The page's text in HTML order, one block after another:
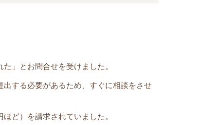
」とお問合せを受けました。
する必要があるため、すぐに相談をさせ
ど）を請求されていました。